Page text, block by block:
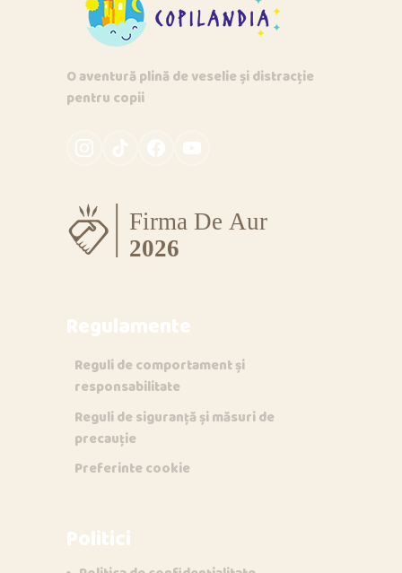
O aventură plină de veselie și distracție
pentru copii
Regulamente
Reguli de comportament și
responsabilitate
Reguli de siguranță și măsuri de
precauție
Preferinte cookie
Politici